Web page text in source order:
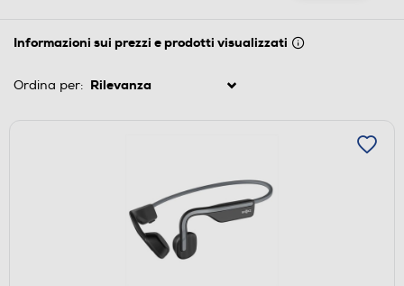
Informazioni sui prezzi e prodotti visualizzati
Ordina per: